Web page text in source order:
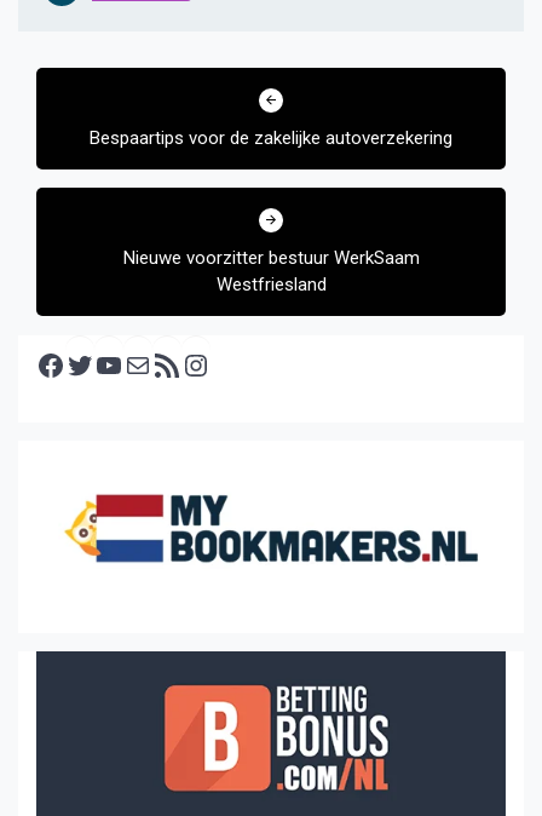
Bericht
Bespaartips voor de zakelijke autoverzekering
Nieuwe voorzitter bestuur WerkSaam
Westfriesland
Facebook Twitter YouTube E-mail RSS feed